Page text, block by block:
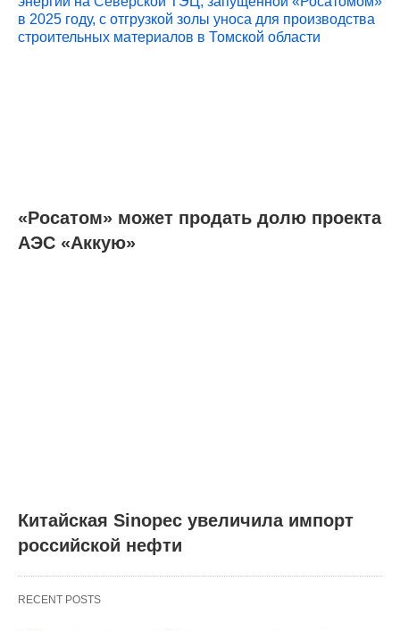
«Росатом» может продать долю проекта
АЭС «Аккую»
Китайская Sinopec увеличила импорт
российской нефти
RECENT POSTS